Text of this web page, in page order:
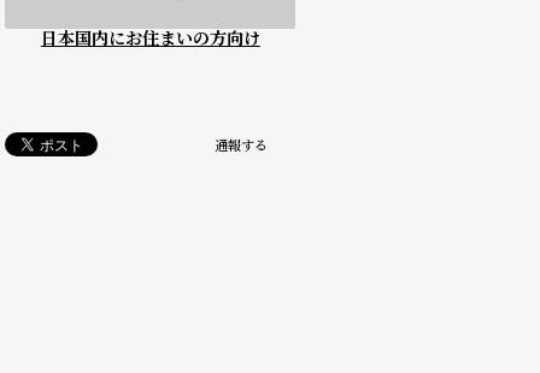
日本国内にお住まいの方向け
通報する